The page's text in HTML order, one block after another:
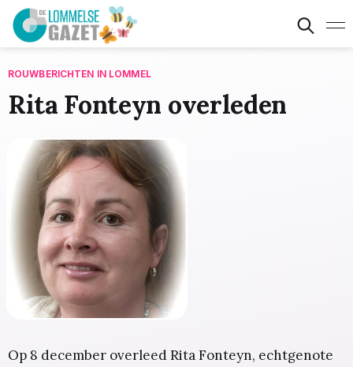
ROUWBERICHTEN IN LOMMEL
Rita Fonteyn overleden
Op 8 december overleed Rita Fonteyn, echtgenote